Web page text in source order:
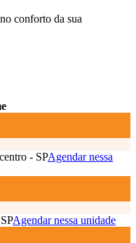
conforto da sua
- SPAgendar nessa
Agendar nessa unidade